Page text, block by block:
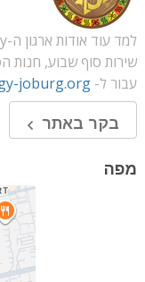
שירות סוף שבוע, חנות
עבור ל- joburg.org
בקר באתר
מפה